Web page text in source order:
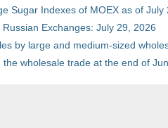
Sugar Indexes of MOEX as of July
Exchanges: July 29, 2026
by large and medium-sized
the wholesale trade at the end of